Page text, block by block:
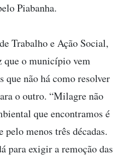
Piabanha.
Trabalho e Ação Social,
que o município vem
que não há como resolver
o outro. “Milagre não
que encontramos é
menos três décadas.
para exigir a remoção das